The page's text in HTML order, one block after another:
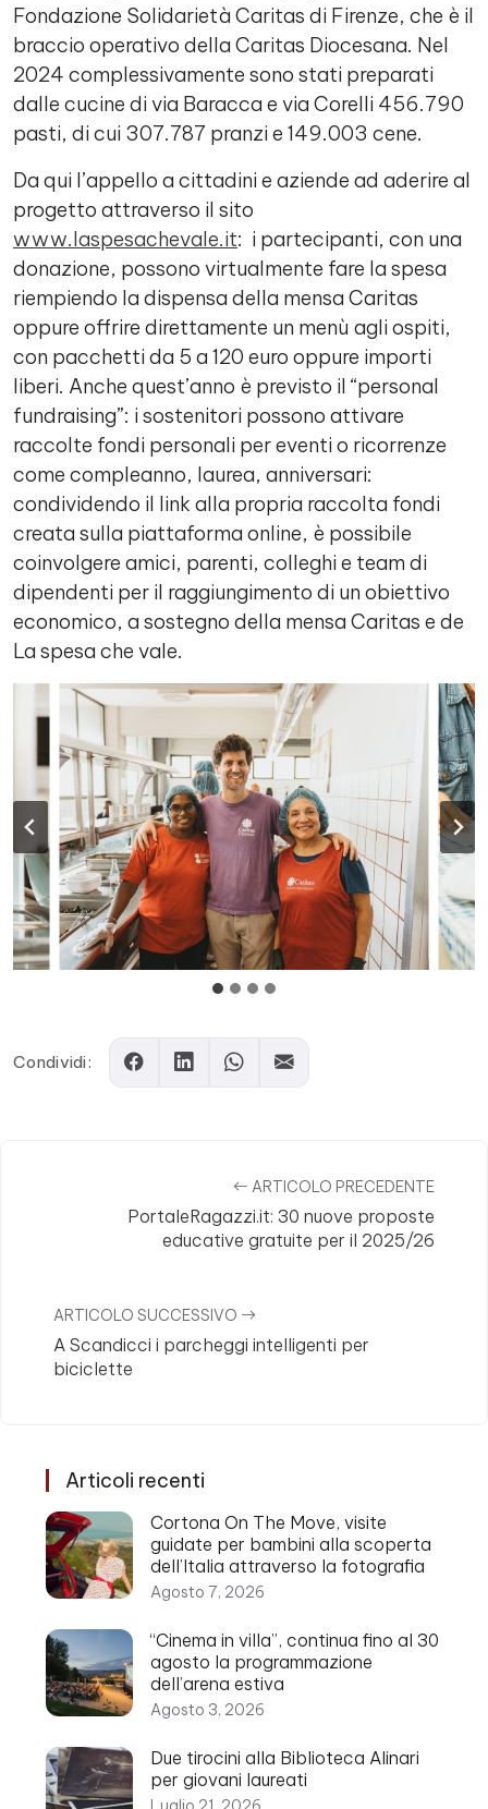
Fondazione Solidarietà Caritas di Firenze, che è il
braccio operativo della Caritas Diocesana. Nel
2024 complessivamente sono stati preparati
dalle cucine di via Baracca e via Corelli 456.790
pasti, di cui 307.787 pranzi e 149.003 cene.
Da qui l’appello a cittadini e aziende ad aderire al
progetto attraverso il sito
www.laspesachevale.it: i partecipanti, con una
donazione, possono virtualmente fare la spesa
riempiendo la dispensa della mensa Caritas
oppure offrire direttamente un menù agli ospiti,
con pacchetti da 5 a 120 euro oppure importi
liberi. Anche quest’anno è previsto il “personal
fundraising”: i sostenitori possono attivare
raccolte fondi personali per eventi o ricorrenze
come compleanno, laurea, anniversari:
condividendo il link alla propria raccolta fondi
creata sulla piattaforma online, è possibile
coinvolgere amici, parenti, colleghi e team di
dipendenti per il raggiungimento di un obiettivo
economico, a sostegno della mensa Caritas e de
La spesa che vale.
Condividi:
ARTICOLO PRECEDENTE
PortaleRagazzi.it: 30 nuove proposte
educative gratuite per il 2025/26
ARTICOLO SUCCESSIVO
A Scandicci i parcheggi intelligenti per
biciclette
Articoli recenti
Cortona On The Move, visite
guidate per bambini alla scoperta
dell’Italia attraverso la fotografia
Agosto 7, 2026
“Cinema in villa”, continua fino al 30
agosto la programmazione
dell’arena estiva
Agosto 3, 2026
Due tirocini alla Biblioteca Alinari
per giovani laureati